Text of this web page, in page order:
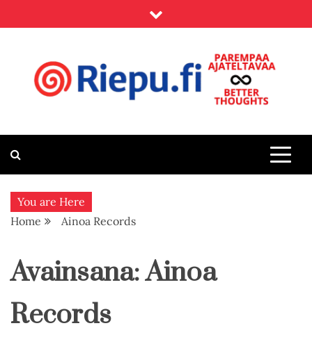
to
Riepu.fi
You are Here
Home
Ainoa Records
Avainsana:Ainoa
Records